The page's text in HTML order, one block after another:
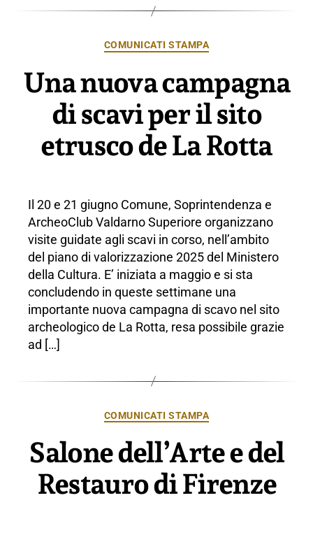
Categorie
COMUNICATI STAMPA
Una nuova campagna
di scavi per il sito
etrusco de La Rotta
Il 20 e 21 giugno Comune, Soprintendenza e
ArcheoClub Valdarno Superiore organizzano
visite guidate agli scavi in corso, nell’ambito
del piano di valorizzazione 2025 del Ministero
della Cultura. E’ iniziata a maggio e si sta
concludendo in queste settimane una
importante nuova campagna di scavo nel sito
archeologico de La Rotta, resa possibile grazie
ad […]
Categorie
COMUNICATI STAMPA
Salone dell’Arte e del
Restauro di Firenze